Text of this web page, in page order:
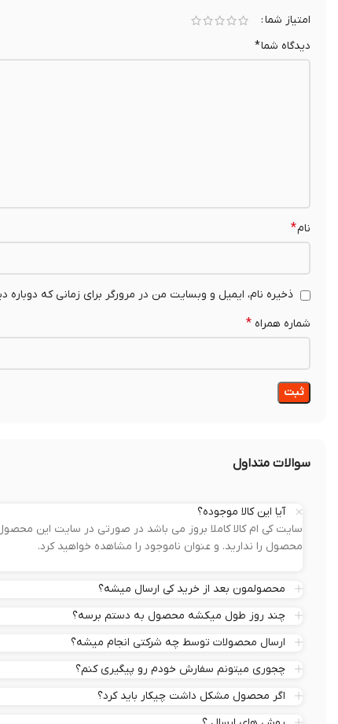
امتیاز شما
دیدگاه شما*
نام*
ذخیره نام، ایمیل و وبسایت من در مرورگر برای زمانی که
شماره همراه *
سوالات متداول
آیا این کالا موجوده؟
سایت کی ام کالا کاملا بروز می باشد در صورتی در سایت این
محصول را ندارید. و عنوان ناموجود را مشاهده خواهید کرد.
محصولمون بعد از خرید کی ارسال میشه؟
چند روز طول میکشه محصول به دستم برسه؟
ارسال محصولات توسط چه شرکتی انجام میشه؟
چجوری میتونم سفارش خودم رو پیگیری کنم؟
اگر محصول مشکل داشت چیکار باید کرد؟